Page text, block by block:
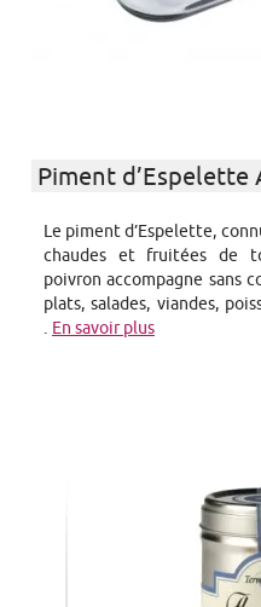
Piment d’Espelette
Le piment d’Espelette,
chaudes et fruitées de
poivron accompagne sans
plats, salades, viandes,
. En savoir plus